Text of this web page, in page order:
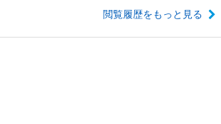
閲覧履歴をもっと見る